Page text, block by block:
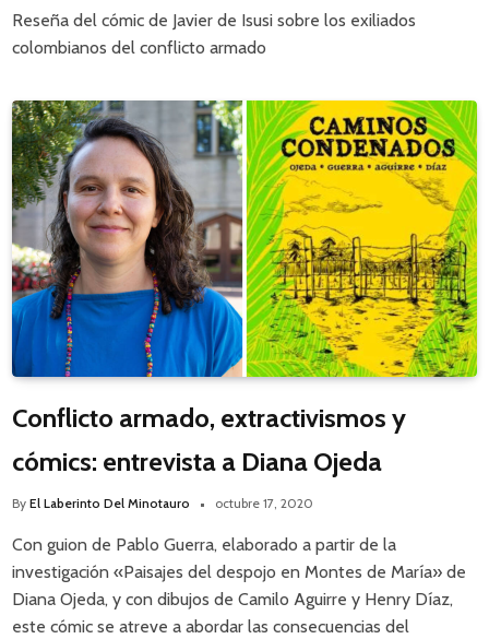
Reseña del cómic de Javier de Isusi sobre los exiliados
colombianos del conflicto armado
Conflicto armado, extractivismos y
cómics: entrevista a Diana Ojeda
By El Laberinto Del Minotauro octubre 17, 2020
Con guion de Pablo Guerra, elaborado a partir de la
investigación «Paisajes del despojo en Montes de María» de
Diana Ojeda, y con dibujos de Camilo Aguirre y Henry Díaz,
este cómic se atreve a abordar las consecuencias del